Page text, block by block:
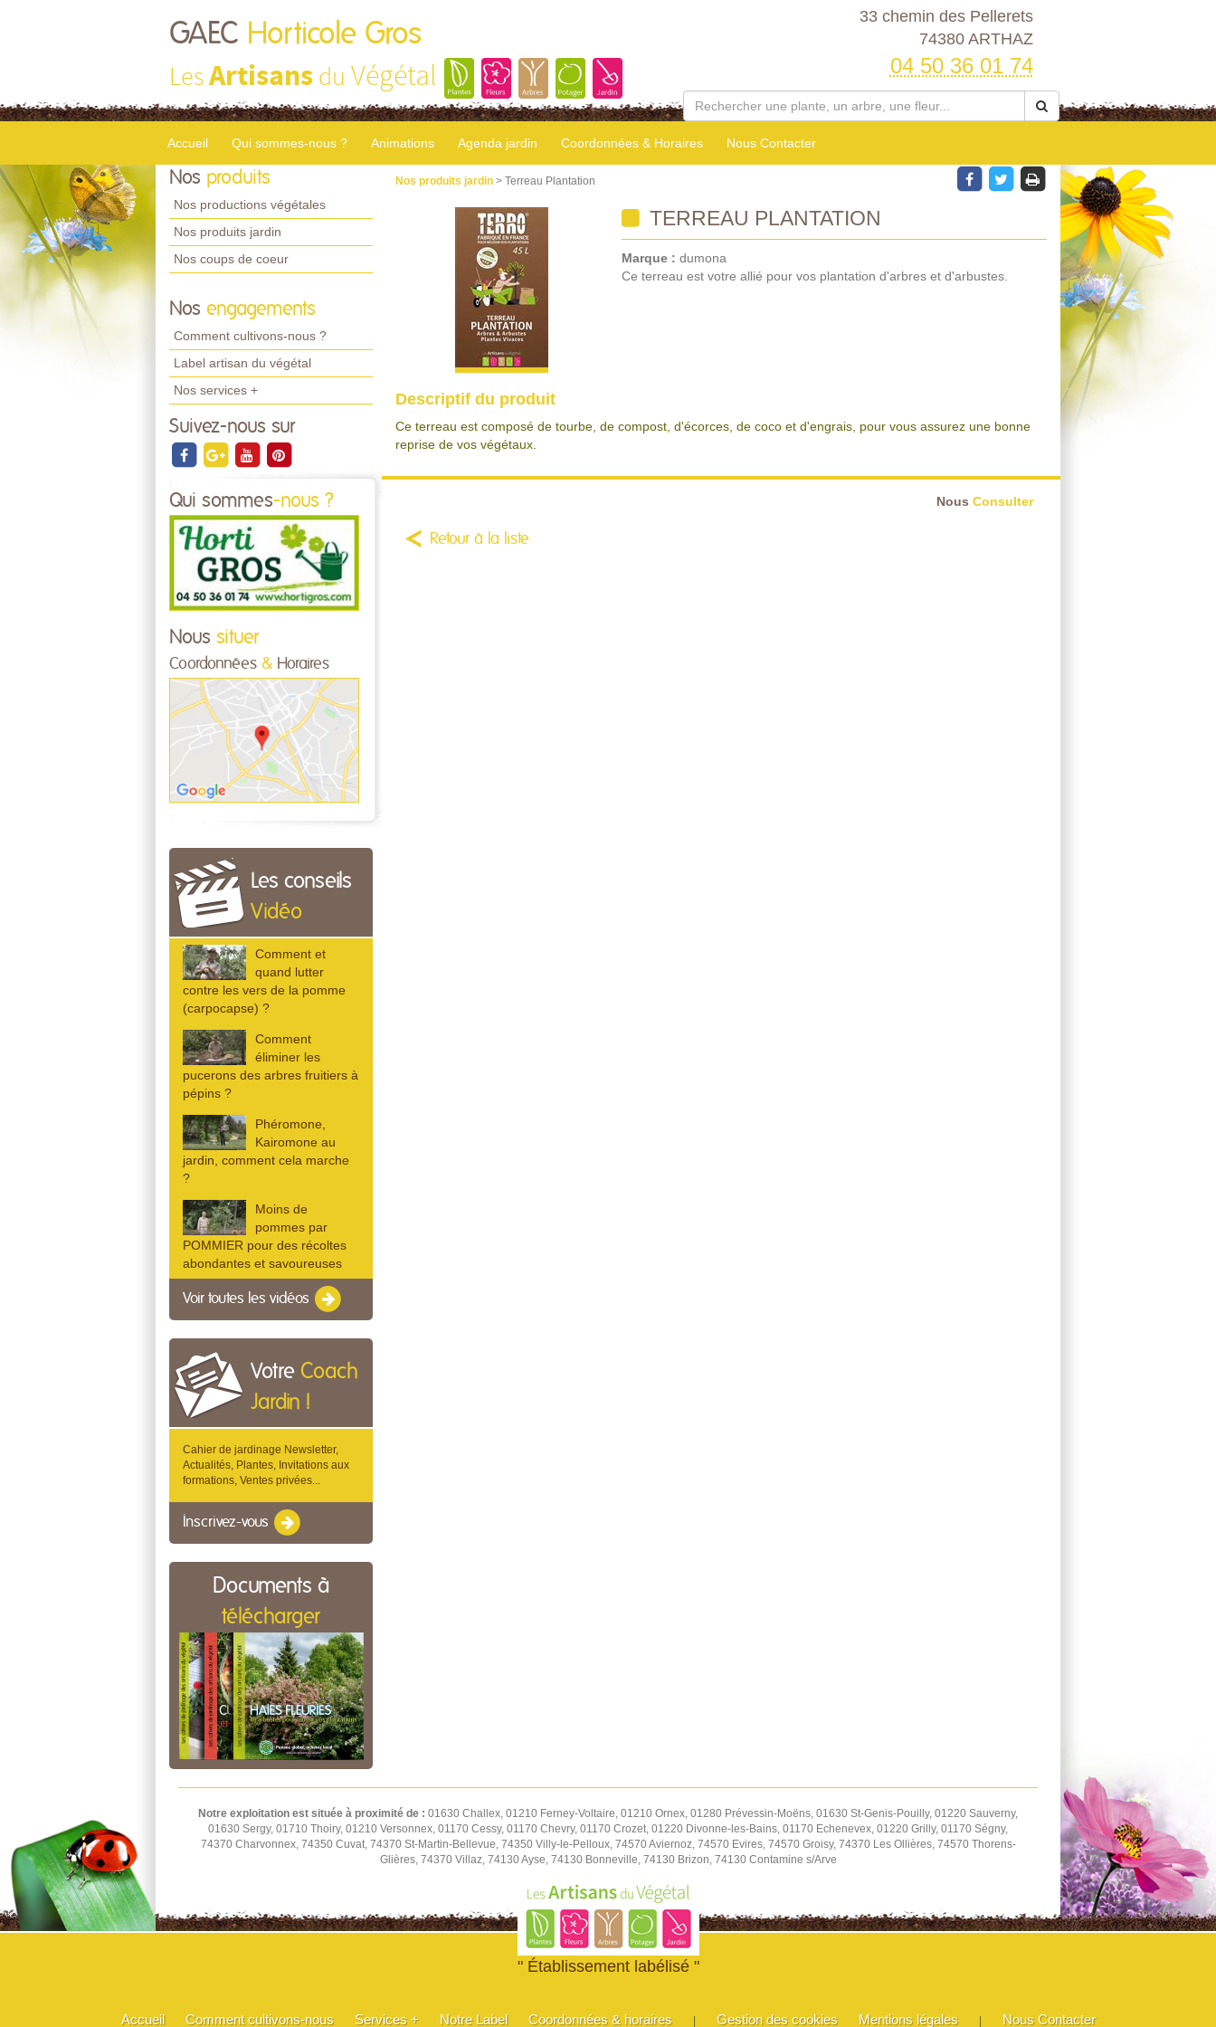
GAEC Horticole Gros
LesArtisans du Végétal
33 chemin des Pellerets
74380 ARTHAZ
04 50 36 01 74
Accueil Qui sommes-nous ? Animations Agenda jardin Coordonnées & Horaires Nous Contacter
Nos produits
Nos productions végétales
Nos produits jardin
Nos coups de coeur
Nos engagements
Comment cultivons-nous ?
Label artisan du végétal
Nos services +
Suivez-nous sur
Qui sommes-nous ?
Nous situer
Coordonnées & Horaires
Les conseils
Vidéo
Comment et
quand lutter
contre les vers de la pomme
(carpocapse) ?
Comment
éliminer les
pucerons des arbres fruitiers à
pépins ?
Phéromone,
Kairomone au
jardin, comment cela marche
?
Moins de
pommes par
POMMIER pour des récoltes
abondantes et savoureuses
Voir toutes les vidéos
Votre Coach
Jardin !
Cahier de jardinage Newsletter,
Actualités, Plantes, Invitations aux
formations, Ventes privées...
Inscrivez-vous
Documents à
télécharger
Nos produits jardin > Terreau Plantation
TERREAU PLANTATION
Marque : dumona
Ce terreau est votre allié pour vos plantation d'arbres et d'arbustes.
Descriptif du produit
Ce terreau est composé de tourbe, de compost, d'écorces, de coco et d'engrais, pour vous assurez une bonne
reprise de vos végétaux.
Nous Consulter
Retour à la liste
Notre exploitation est située à proximité de : 01630 Challex, 01210 Ferney-Voltaire, 01210 Ornex, 01280 Prévessin-Moëns, 01630 St-Genis-Pouilly, 01220 Sauverny,
01630 Sergy, 01710 Thoiry, 01210 Versonnex, 01170 Cessy, 01170 Chevry, 01170 Crozet, 01220 Divonne-les-Bains, 01170 Echenevex, 01220 Grilly, 01170 Ségny,
74370 Charvonnex, 74350 Cuvat, 74370 St-Martin-Bellevue, 74350 Villy-le-Pelloux, 74570 Aviernoz, 74570 Evires, 74570 Groisy, 74370 Les Ollières, 74570 Thorens-
Glières, 74370 Villaz, 74130 Ayse, 74130 Bonneville, 74130 Brizon, 74130 Contamine s/Arve
" Établissement labélisé "
Accueil Comment cultivons-nous Services + Notre Label Coordonnées & horaires | Gestion des cookies Mentions légales | Nous Contacter